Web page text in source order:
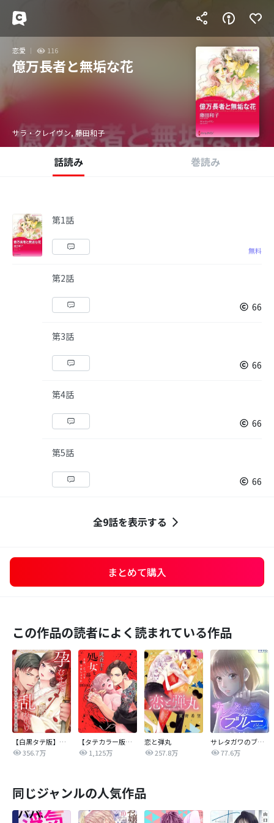
恋愛 116
億万長者と無垢な花
サラ・クレイヴン, 藤田和子
話読み 巻読み
第1話
無料
第2話
66
第3話
66
第4話
66
第5話
66
全9話を表示する
まとめて購入
この作品の読者によく読まれている作品
【白黒タテ版】孕むまで乱れいけ～身代わり花嫁と軍服の猛愛
356.7万
【タテカラー版】漣蒼士に処女を捧ぐ～さあ、じっくり愛でましょうか
1,125万
恋と弾丸
257.8万
サレタガワのブルー【タテヨミ】
77.6万
同じジャンルの人気作品